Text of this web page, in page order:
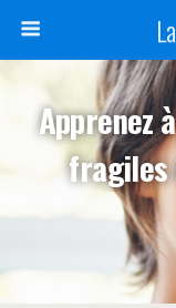
Apprenez
fragiles